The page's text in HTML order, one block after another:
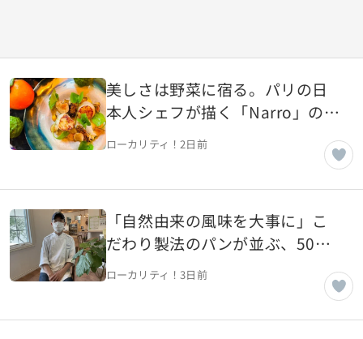
美しさは野菜に宿る。パリの日
本人シェフが描く「Narro」の芸
術的一皿【フランス・パリ】
ローカリティ！2日前
「自然由来の風味を大事に」こ
だわり製法のパンが並ぶ、50年
続く老舗パン屋【山形県山形
ローカリティ！3日前